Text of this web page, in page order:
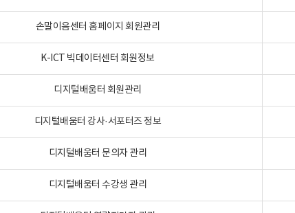
손말이음센터 홈페이지 회원관리
K-ICT 빅데이터센터 회원정보
디지털배움터 회원관리
디지털배움터 강사·서포터즈 정보
디지털배움터 문의자 관리
디지털배움터 수강생 관리